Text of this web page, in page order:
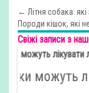
← Літня собака: які
Породи кішок, які
Свіжі записи з
Літня